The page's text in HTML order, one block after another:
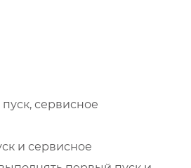
сервисное
и сервисное